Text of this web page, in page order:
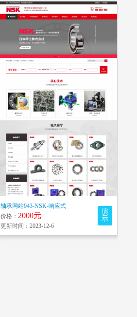
轴承网站943-NSK-响应式
价格：2000元
更新时间：2023-12-6
演
示